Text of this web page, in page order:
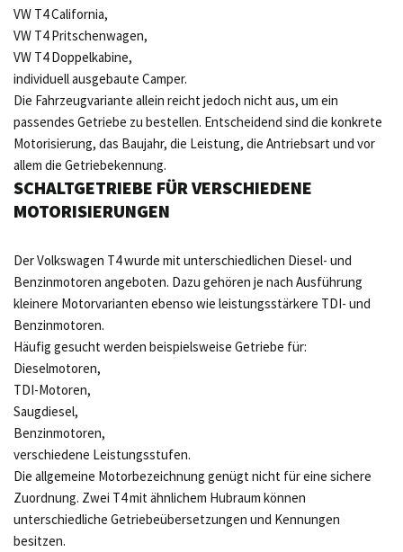
VW T4 California,
VW T4 Pritschenwagen,
VW T4 Doppelkabine,
individuell ausgebaute Camper.
Die Fahrzeugvariante allein reicht jedoch nicht aus, um ein
passendes Getriebe zu bestellen. Entscheidend sind die konkrete
Motorisierung, das Baujahr, die Leistung, die Antriebsart und vor
allem die Getriebekennung.
SCHALTGETRIEBE FÜR VERSCHIEDENE
MOTORISIERUNGEN
Der Volkswagen T4 wurde mit unterschiedlichen Diesel- und
Benzinmotoren angeboten. Dazu gehören je nach Ausführung
kleinere Motorvarianten ebenso wie leistungsstärkere TDI- und
Benzinmotoren.
Häufig gesucht werden beispielsweise Getriebe für:
Dieselmotoren,
TDI-Motoren,
Saugdiesel,
Benzinmotoren,
verschiedene Leistungsstufen.
Die allgemeine Motorbezeichnung genügt nicht für eine sichere
Zuordnung. Zwei T4 mit ähnlichem Hubraum können
unterschiedliche Getriebeübersetzungen und Kennungen
besitzen.